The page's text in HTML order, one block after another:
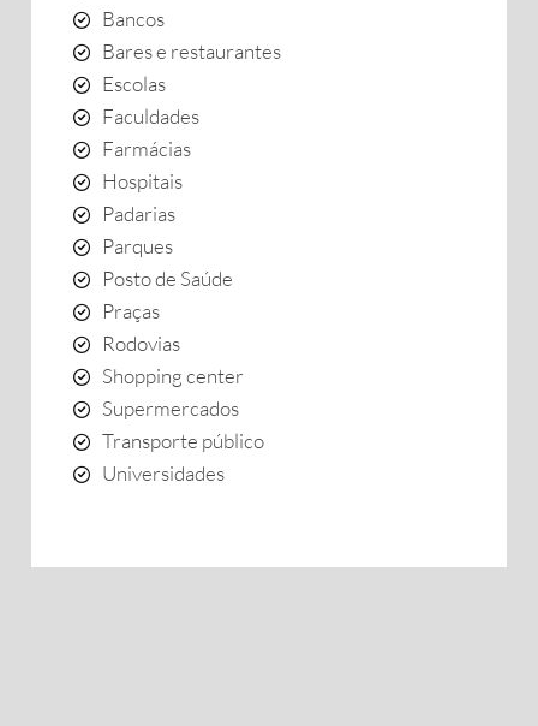
Bancos
Bares e restaurantes
Escolas
Faculdades
Farmácias
Hospitais
Padarias
Parques
Posto de Saúde
Praças
Rodovias
Shopping center
Supermercados
Transporte público
Universidades